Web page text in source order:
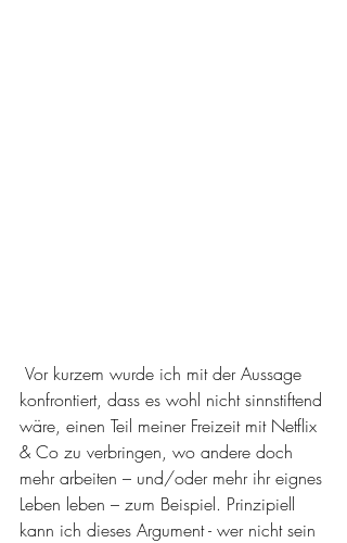
konfrontiert, dass es wohl nicht sinnstiftend
wäre, einen Teil meiner Freizeit mit Netflix
& Co zu verbringen, wo andere doch
mehr arbeiten – und/oder mehr ihr eignes
Leben leben – zum Beispiel. Prinzipiell
kann ich dieses Argument - wer nicht sein